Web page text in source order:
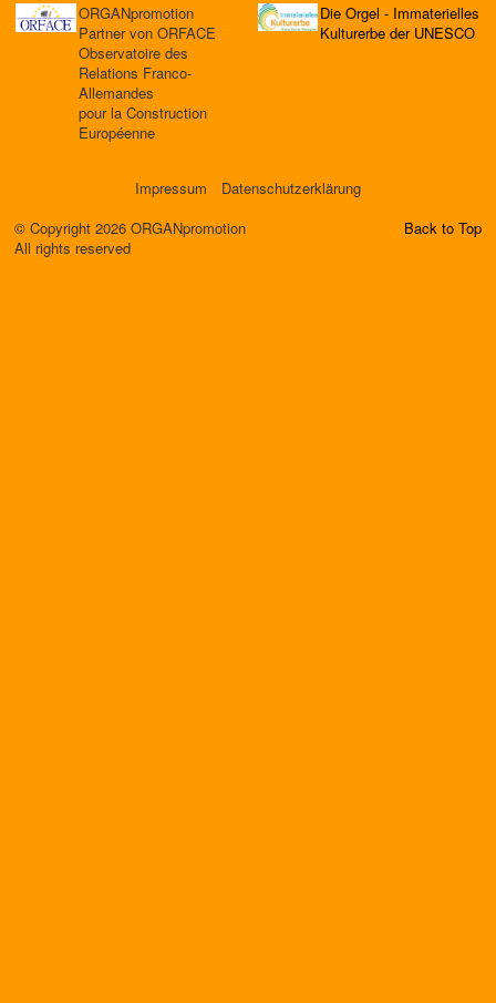
ORGANpromotion
Partner von ORFACE
Observatoire des
Relations Franco-
Allemandes
pour la Construction
Européenne
Die Orgel - Immaterielles
Kulturerbe der UNESCO
Impressum
Datenschutzerklärung
© Copyright 2026 ORGANpromotion
All rights reserved
Back to Top